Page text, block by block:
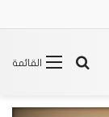
القائمة
بحث